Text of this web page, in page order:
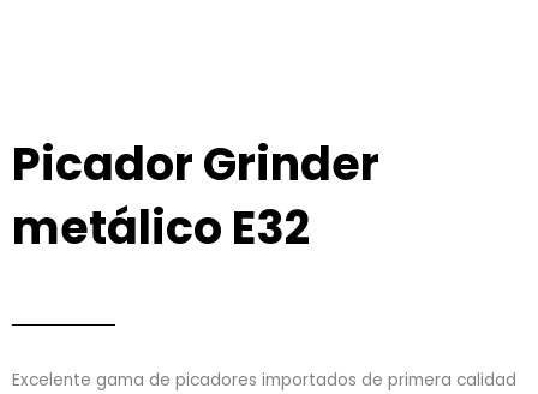
Picador Grinder
metálico E32
Excelente gama de picadores importados de primera calidad